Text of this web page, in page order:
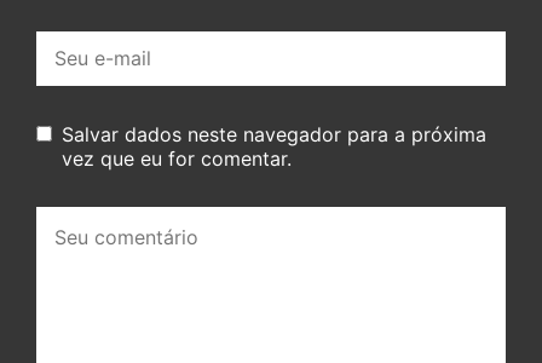
mail:
Salvar dados neste navegador para a próxima
vez que eu for comentar.
comentário: